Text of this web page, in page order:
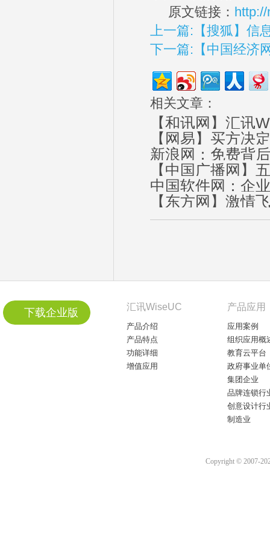
原文链接：
上一篇:【搜狐】信
下一篇:【中国经济
相关文章：
【和讯网】汇讯
【网易】买方决
新浪网：免费背
【中国广播网】
更高效
中国软件网：企
【东方网】激情
下载企业版 汇讯WiseUC
产品介绍
产品特点
功能详细
增值应用
产品应用
应用案例
组织应用概
教育云平台
政府事业单
集团企业
品牌连锁行
创意设计行
制造业
Copyright © 2007-